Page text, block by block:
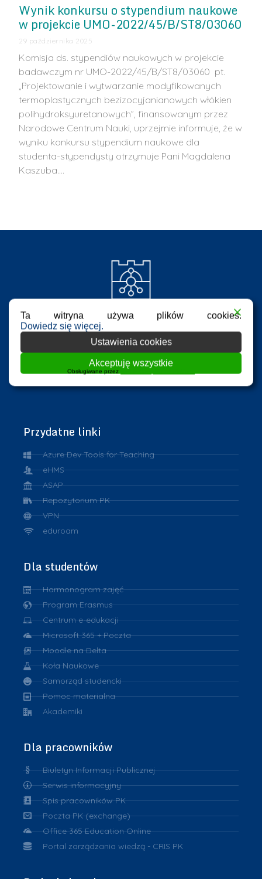
Wynik konkursu o stypendium naukowe
w projekcie UMO-2022/45/B/ST8/03060
29 października 2025
Komisja ds. stypendiów naukowych w projekcie
badawczym nr UMO-2022/45/B/ST8/03060 pt.
„Projektowanie i wytwarzanie modyfikowanych
termoplastycznych bezizocyjanianowych włókien
polihydroksyuretanowych”, finansowanym przez
Narodowe Centrum Nauki, uprzejmie informuje, że w
wyniku konkursu stypendium naukowe dla
studenta-stypendysty otrzymuje Pani Magdalena
Kaszuba.…
Przydatne linki
Azure Dev Tools for Teaching
eHMS
ASAP
Repozytorium PK
VPN
eduroam
Dla studentów
Harmonogram zajęć
Program Erasmus
Centrum e-edukacji
Microsoft 365 + Poczta
Moodle na Delta
Koła Naukowe
Samorząd studencki
Pomoc materialna
Akademiki
Dla pracowników
Biuletyn Informacji Publicznej
Serwis informacyjny
Spis pracowników PK
Poczta PK (exchange)
Office 365 Education Online
Portal zarządzania wiedzą - CRIS PK
Ta witryna używa plików cookies.
Dowiedz się więcej.
Ustawienia cookies
Akceptuję wszystkie
Obsługiwane przez